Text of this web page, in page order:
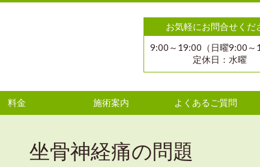
お気軽にお問合せくだ
9:00～19:00（日曜9:00～
定休日：水曜
料金 施術案内 よくあるご質問
坐骨神経痛の問題